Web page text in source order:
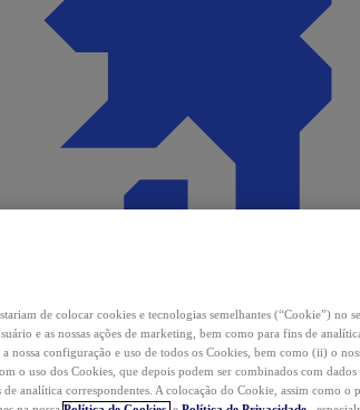
de colocar cookies e tecnologias semelhantes (“Cookie”) no
e as nossas ações de marketing, bem como para fins de
nossa configuração e uso de todos os Cookies, bem como (ii) o
o uso dos Cookies, que depois podem ser combinados com
de analítica correspondentes. A colocação do Cookie, assim como o